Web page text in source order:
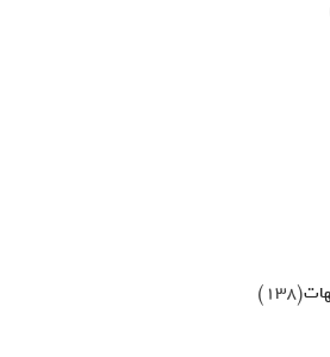
(138)